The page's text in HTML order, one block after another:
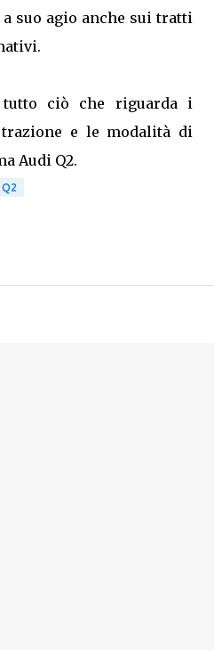
a suo agio anche sui tratti
tutto ciò che riguarda i
e le modalità di
Audi Q2.
Q2